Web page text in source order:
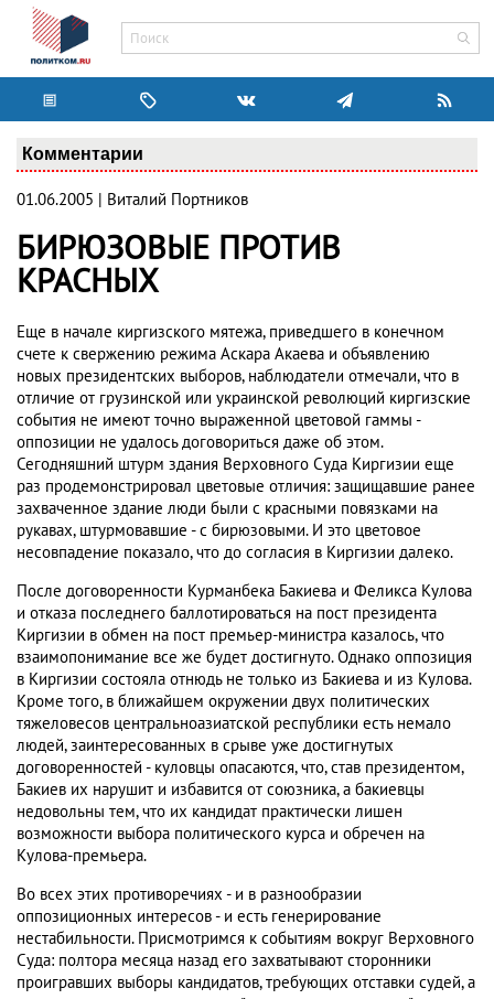
Комментарии
01.06.2005 | Виталий Портников
БИРЮЗОВЫЕ ПРОТИВ
КРАСНЫХ
Еще в начале киргизского мятежа, приведшего в конечном
счете к свержению режима Аскара Акаева и объявлению
новых президентских выборов, наблюдатели отмечали, что в
отличие от грузинской или украинской революций киргизские
события не имеют точно выраженной цветовой гаммы -
оппозиции не удалось договориться даже об этом.
Сегодняшний штурм здания Верховного Суда Киргизии еще
раз продемонстрировал цветовые отличия: защищавшие ранее
захваченное здание люди были с красными повязками на
рукавах, штурмовавшие - с бирюзовыми. И это цветовое
несовпадение показало, что до согласия в Киргизии далеко.
После договоренности Курманбека Бакиева и Феликса Кулова
и отказа последнего баллотироваться на пост президента
Киргизии в обмен на пост премьер-министра казалось, что
взаимопонимание все же будет достигнуто. Однако оппозиция
в Киргизии состояла отнюдь не только из Бакиева и из Кулова.
Кроме того, в ближайшем окружении двух политических
тяжеловесов центральноазиатской республики есть немало
людей, заинтересованных в срыве уже достигнутых
договоренностей - куловцы опасаются, что, став президентом,
Бакиев их нарушит и избавится от союзника, а бакиевцы
недовольны тем, что их кандидат практически лишен
возможности выбора политического курса и обречен на
Кулова-премьера.
Во всех этих противоречиях - и в разнообразии
оппозиционных интересов - и есть генерирование
нестабильности. Присмотримся к событиям вокруг Верховного
Суда: полтора месяца назад его захватывают сторонники
проигравших выборы кандидатов, требующих отставки судей, а